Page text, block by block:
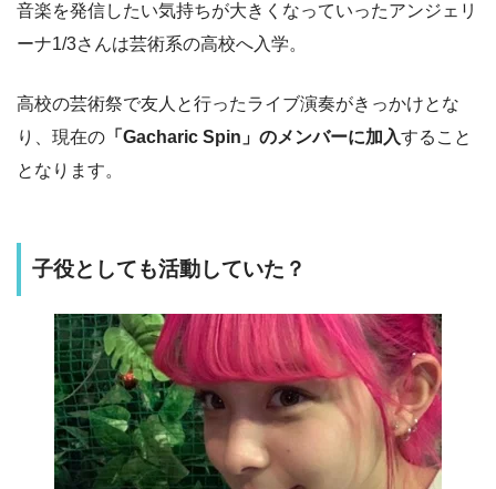
音楽を発信したい気持ちが大きくなっていったアンジェリ
ーナ1/3さんは芸術系の高校へ入学。
高校の芸術祭で友人と行ったライブ演奏がきっかけとな
り、現在の 「Gacharic Spin」のメンバーに加入すること
となります。
子役としても活動していた？